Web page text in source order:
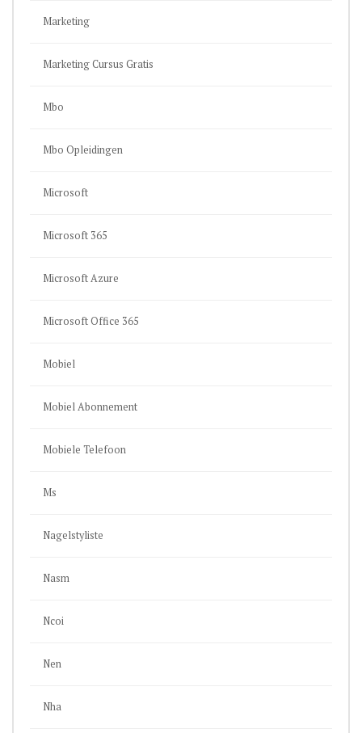
Marketing
Marketing Cursus Gratis
Mbo
Mbo Opleidingen
Microsoft
Microsoft 365
Microsoft Azure
Microsoft Office 365
Mobiel
Mobiel Abonnement
Mobiele Telefoon
Ms
Nagelstyliste
Nasm
Ncoi
Nen
Nha